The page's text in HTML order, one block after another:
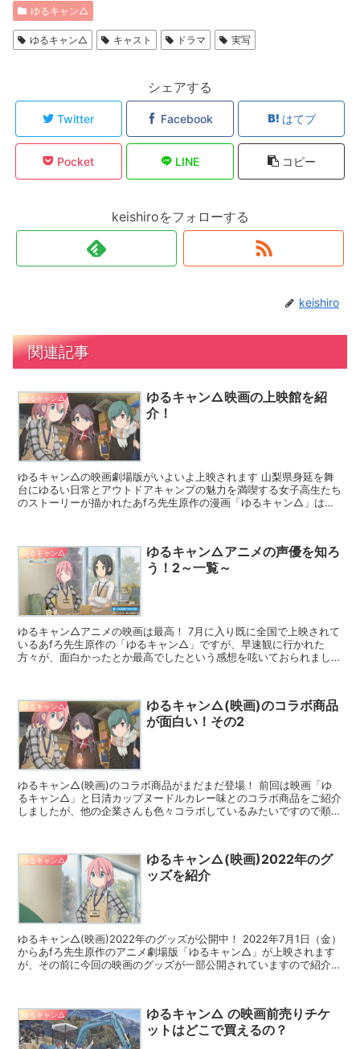
ゆるキャン△
ゆるキャン△ キャスト ドラマ 実写
シェアする
Twitter Facebook はてブ
Pocket LINE コピー
keishiroをフォローする
keishiro
関連記事
ゆるキャン△
ゆるキャン△映画の上映館を紹
介！
ゆるキャン△の映画劇場版がいよいよ上映されます 山梨県身延を舞
台にゆるい日常とアウトドアキャンプの魅力を満喫する女子高生たち
のストーリーが描かれたあfろ先生原作の漫画「ゆるキャン△」はテ
ゆるキャン△
ゆるキャン△アニメの声優を知ろ
う！2～一覧～
ゆるキャン△アニメの映画は最高！ 7月に入り既に全国で上映されて
いるあfろ先生原作の「ゆるキャン△」ですが、早速観に行かれた
方々が、面白かったとか最高でしたという感想を呟いておられました
ゆるキャン△
ゆるキャン△(映画)のコラボ商品
が面白い！その2
ゆるキャン△(映画)のコラボ商品がまだまだ登場！ 前回は映画「ゆ
るキャン△」と日清カップヌードルカレー味とのコラボ商品をご紹介
しましたが、他の企業さんも色々コラボしているみたいですので順番
ゆるキャン△
ゆるキャン△(映画)2022年のグ
ッズを紹介
ゆるキャン△(映画)2022年のグッズが公開中！ 2022年7月1日（金）
からあfろ先生原作のアニメ劇場版「ゆるキャン△」が上映されます
が、その前に今回の映画のグッズが一部公開されていますので紹介し
ゆるキャン△
ゆるキャン△ の映画前売りチケ
ットはどこで買えるの？